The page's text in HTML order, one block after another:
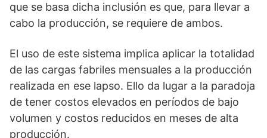
que se basa dicha inclusión es que, para llevar a
cabo la producción, se requiere de ambos.
El uso de este sistema implica aplicar la totalidad
de las cargas fabriles mensuales a la producción
realizada en ese lapso. Ello da lugar a la paradoja
de tener costos elevados en períodos de bajo
volumen y costos reducidos en meses de alta
producción.